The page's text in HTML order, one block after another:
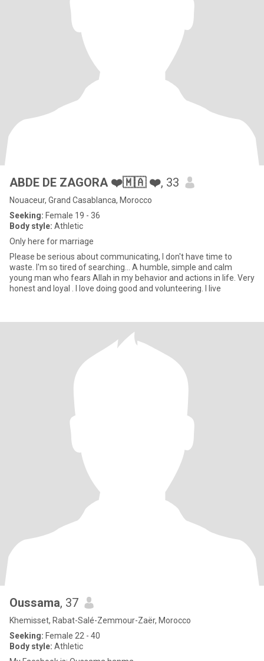
ABDE DE ZAGORA ❤️🇲🇦 ❤️, 33
Nouaceur, Grand Casablanca, Morocco
Seeking: Female 19 - 36
Body style: Athletic
Only here for marriage
Please be serious about communicating, I don't have time to
waste. I'm so tired of searching... A humble, simple and calm
young man who fears Allah in my behavior and actions in life. Very
honest and loyal . I love doing good and volunteering. I live
Oussama, 37
Khemisset, Rabat-Salé-Zemmour-Zaër, Morocco
Seeking: Female 22 - 40
Body style: Athletic